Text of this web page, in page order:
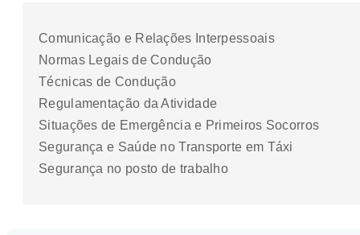
Comunicação e Relações Interpessoais
Normas Legais de Condução
Técnicas de Condução
Regulamentação da Atividade
Situações de Emergência e Primeiros Socorros
Segurança e Saúde no Transporte em Táxi
Segurança no posto de trabalho